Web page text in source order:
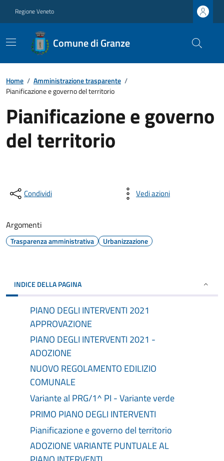
Regione Veneto
Comune di Granze
Home / Amministrazione trasparente /
Pianificazione e governo del territorio
Pianificazione e governo
del territorio
Condividi Vedi azioni
Argomenti
Trasparenza amministrativa Urbanizzazione
INDICE DELLA PAGINA
PIANO DEGLI INTERVENTI 2021
APPROVAZIONE
PIANO DEGLI INTERVENTI 2021 -
ADOZIONE
NUOVO REGOLAMENTO EDILIZIO
COMUNALE
Variante al PRG/1^ PI - Variante verde
PRIMO PIANO DEGLI INTERVENTI
Pianificazione e governo del territorio
ADOZIONE VARIANTE PUNTUALE AL